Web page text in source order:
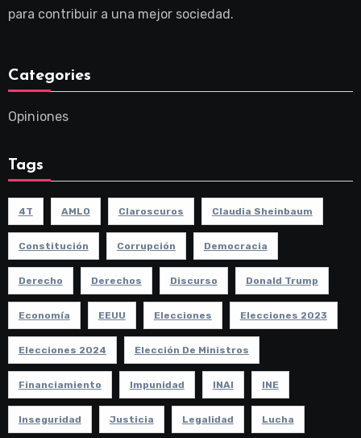
para contribuir a una mejor sociedad.
Categories
Opiniones
Tags
4T AMLO Claroscuros Claudia Sheinbaum
Constitución Corrupción Democracia
Derecho Derechos Discurso Donald Trump
Economía EEUU Elecciones Elecciones 2023
Elecciones 2024 Elección De Ministros
Financiamiento Impunidad INAI INE
Inseguridad Justicia Legalidad Lucha